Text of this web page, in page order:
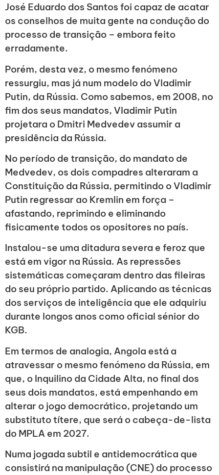
José Eduardo dos Santos foi capaz de acatar
os conselhos de muita gente na condução do
processo de transição – embora feito
erradamente.
Porém, desta vez, o mesmo fenómeno
ressurgiu, mas já num modelo do Vladimir
Putin, da Rússia. Como sabemos, em 2008, no
fim dos seus mandatos, Vladimir Putin
projetara o Dmitri Medvedev‎‎‎ assumir a
presidência da Rússia.
No período de transição, do mandato de
Medvedev, os dois compadres alteraram a
Constituição da Rússia, permitindo o Vladimir
Putin regressar ao Kremlin em força –
afastando, reprimindo e eliminando
fisicamente todos os opositores no país.
Instalou-se uma ditadura severa e feroz que
está em vigor na Rússia. As repressões
sistemáticas começaram dentro das fileiras
do seu próprio partido. Aplicando as técnicas
dos serviços de inteligência que ele adquiriu
durante longos anos como oficial sénior do
KGB.
Em termos de analogia, Angola está a
atravessar o mesmo fenómeno da Rússia, em
que, o Inquilino da Cidade Alta, no final dos
seus dois mandatos, está empenhando em
alterar o jogo democrático, projetando um
substituto títere, que será o cabeça-de-lista
do MPLA em 2027.
Numa jogada subtil e antidemocrática que
consistirá na manipulação (CNE) do processo